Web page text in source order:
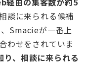
談に来られる候補
Smacieが一番上
わせをされていま
、相談に来られる